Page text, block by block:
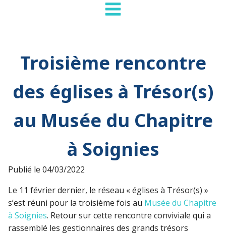
Troisième rencontre
des églises à Trésor(s)
au Musée du Chapitre
à Soignies
Publié le 04/03/2022
Le 11 février dernier, le réseau « églises à Trésor(s) »
s’est réuni pour la troisième fois au Musée du Chapitre
à Soignies. Retour sur cette rencontre conviviale qui a
rassemblé les gestionnaires des grands trésors